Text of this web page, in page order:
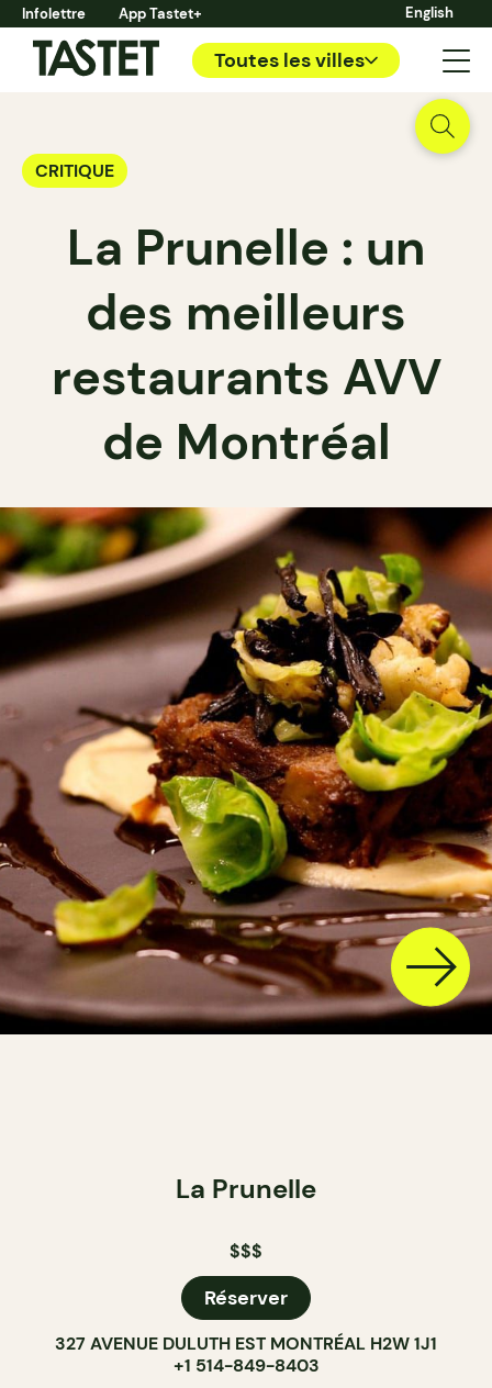
Infolettre App Tastet+ English
Toutes les villes
CRITIQUE
La Prunelle : un
des meilleurs
restaurants AVV
de Montréal
La Prunelle
$$$
Réserver
327 AVENUE DULUTH EST MONTRÉAL H2W 1J1
+1 514-849-8403